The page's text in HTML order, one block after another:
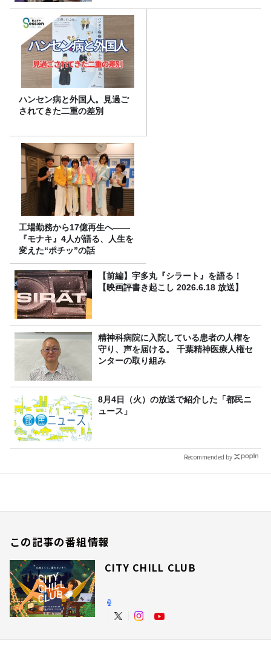
ハンセン病と外国人。見過ご
されてきた二重の差別
工場勤務から17億再生へ——
『モナキ』4人が語る、人生を
変えた“ポチッ”の話
【前編】宇多丸『シラート』を語る！
【映画評書き起こし 2026.6.18 放送】
精神科病院に入院している患者の人権を
守り、声を届ける。 千葉精神医療人権セ
ンターの取り組み
8月4日（火）の放送で紹介した「都民ニ
ュース」
Recommended by
この記事の番組情報
CITY CHILL CLUB